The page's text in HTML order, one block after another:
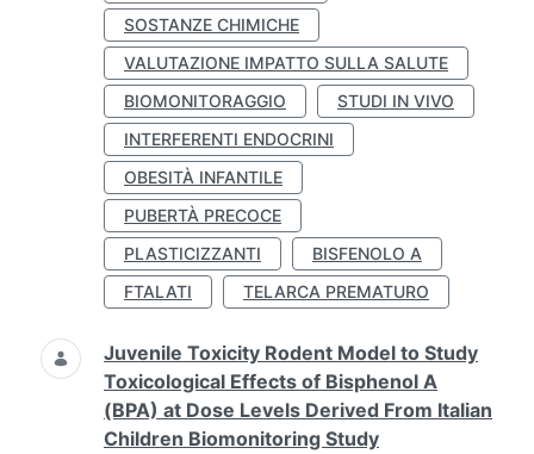
SOSTANZE CHIMICHE
VALUTAZIONE IMPATTO SULLA SALUTE
BIOMONITORAGGIO
STUDI IN VIVO
INTERFERENTI ENDOCRINI
OBESITÀ INFANTILE
PUBERTÀ PRECOCE
PLASTICIZZANTI
BISFENOLO A
FTALATI
TELARCA PREMATURO
Juvenile Toxicity Rodent Model to Study
Toxicological Effects of Bisphenol A
(BPA) at Dose Levels Derived From Italian
Children Biomonitoring Study